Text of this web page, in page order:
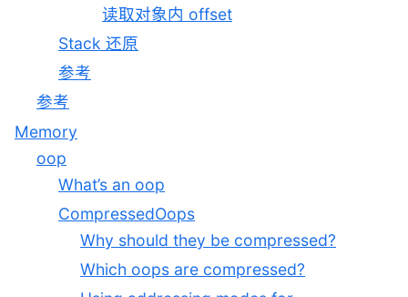
读取对象内 offset
Stack 还原
参考
参考
Memory
oop
What’s an oop
CompressedOops
Why should they be compressed?
Which oops are compressed?